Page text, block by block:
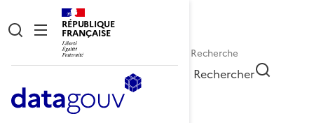
RÉPUBLIQUE
FRANÇAISE
Rechercher